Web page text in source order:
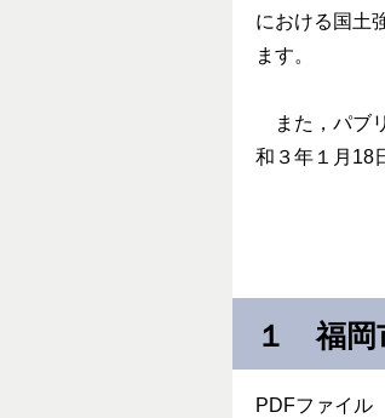
における国土
ます。
また，パブ
和３年１月18
１ 福
PDFファイル